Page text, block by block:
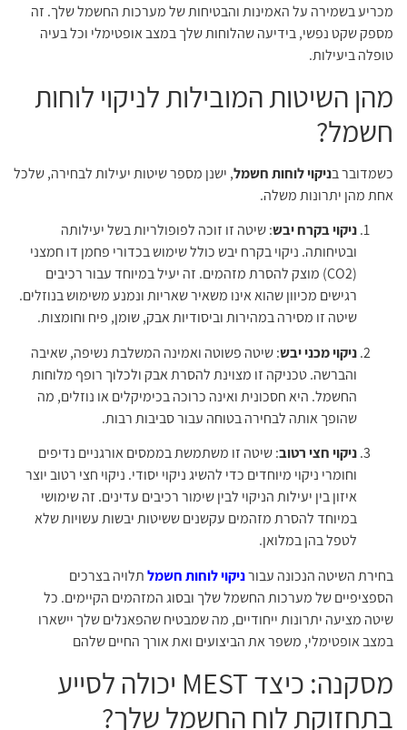
מכריע בשמירה על האמינות והבטיחות של מערכות החשמל שלך. זה
מספק שקט נפשי, בידיעה שהלוחות שלך במצב אופטימלי וכל בעיה
טופלה ביעילות.
מהן השיטות המובילות לניקוי לוחות
חשמל?
כשמדובר בניקוי לוחות חשמל, ישנן מספר שיטות יעילות לבחירה, שלכל
אחת מהן יתרונות משלה.
ניקוי בקרח יבש: שיטה זו זוכה לפופולריות בשל יעילותה
ובטיחותה. ניקוי בקרח יבש כולל שימוש בכדורי פחמן דו חמצני
(CO2) מוצק להסרת מזהמים. זה יעיל במיוחד עבור רכיבים
רגישים מכיוון שהוא אינו משאיר שאריות ונמנע משימוש בנוזלים.
שיטה זו מסירה במהירות וביסודיות אבק, שומן, פיח וחומצות.
ניקוי מכני יבש: שיטה פשוטה ואמינה המשלבת נשיפה, שאיבה
והברשה. טכניקה זו מצוינת להסרת אבק ולכלוך רופף מלוחות
החשמל. היא חסכונית ואינה כרוכה בכימיקלים או נוזלים, מה
שהופך אותה לבחירה בטוחה עבור סביבות רבות.
ניקוי חצי רטוב: שיטה זו משתמשת בממסים אורגניים נדיפים
וחומרי ניקוי מיוחדים כדי להשיג ניקוי יסודי. ניקוי חצי רטוב יוצר
איזון בין יעילות הניקוי לבין שימור רכיבים עדינים. זה שימושי
במיוחד להסרת מזהמים עקשנים ששיטות יבשות עשויות שלא
לטפל בהן במלואן.
בחירת השיטה הנכונה עבורניקוי לוחות חשמלתלויה בצרכים
הספציפיים של מערכות החשמל שלך ובסוג המזהמים הקיימים. כל
שיטה מציעה יתרונות ייחודיים, מה שמבטיח שהפאנלים שלך יישארו
במצב אופטימלי, משפר את הביצועים ואת אורך החיים שלהם
מסקנה: כיצד MEST יכולה לסייע
בתחזוקת לוח החשמל שלך?